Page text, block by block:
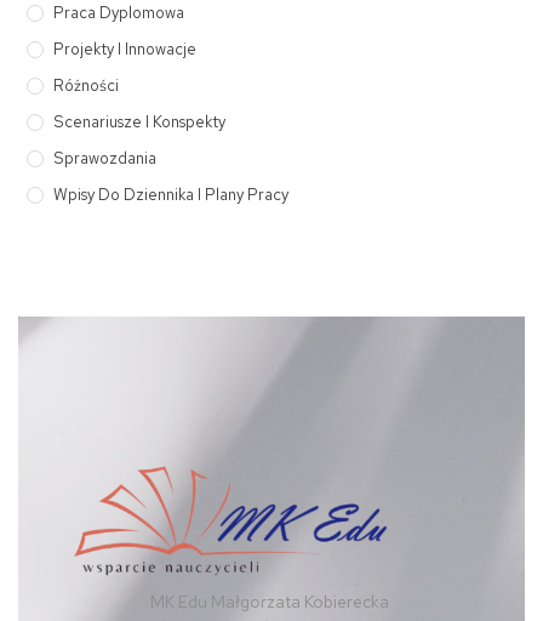
Praca Dyplomowa
Projekty I Innowacje
Różności
Scenariusze I Konspekty
Sprawozdania
Wpisy Do Dziennika I Plany Pracy
MK Edu Małgorzata Kobierecka